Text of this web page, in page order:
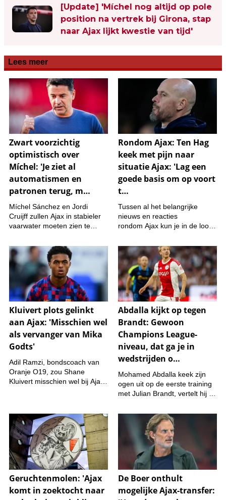
[Update] 'Míchel nog altijd op pole
position na vertrek bij Girona, stap
naar Ajax lijkt kwestie van tijd'